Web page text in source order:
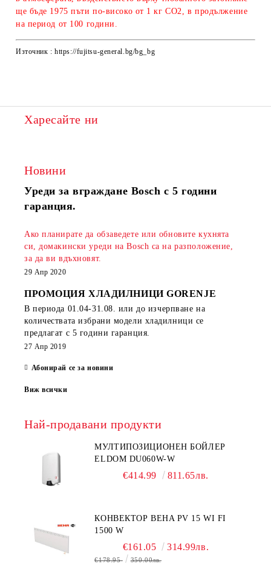
ще бъде 1975 пъти по-високо от 1 кг CO2, в продължение
на период от 100 години.
Източник : https://fujitsu-general.bg/bg_bg
Харесайте ни
Новини
Уреди за вграждане Bosch с 5 години
гаранция.
Ако планирате да обзаведете или обновите кухнята
си, домакински уреди на Bosch са на разположение,
за да ви вдъхновят.
29 Апр 2020
ПРОМОЦИЯ ХЛАДИЛНИЦИ GORENJE
В периода 01.04-31.08. или до изчерпване на
количествата избрани модели хладилници се
предлагат с 5 години гаранция.
27 Апр 2019
Абонирай се за новини
Виж всички
Най-продавани продукти
МУЛТИПОЗИЦИОНЕН БОЙЛЕР
ELDOM DU060W-W
€414.99 811.65лв.
КОНВЕКТОР BEHA PV 15 WI FI
1500 W
€161.05 314.99лв.
€178.95 350.00лв.